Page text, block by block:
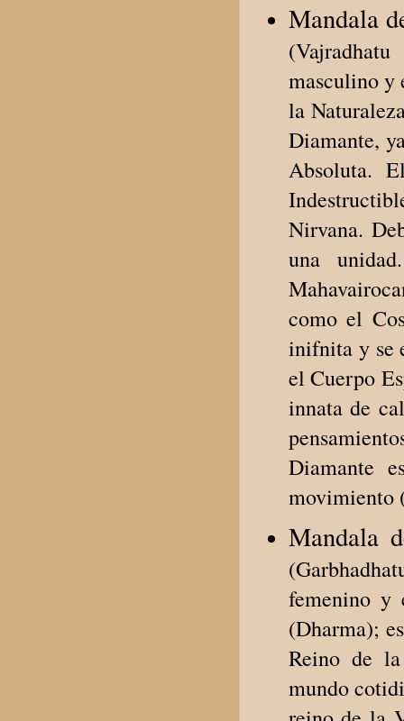
Mandala
masculino y
la
Diamante,
Absoluta.
Nirvana.
una
como el
inifnita y se
el Cuerpo
innata de
Diamante
movimiento
Mandala
femenino y
(Dharma);
Reino de
mundo